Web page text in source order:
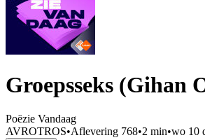
Groepsseks (Gihan
Poëzie Vandaag
AVROTROS•Aflevering 768•2 min•wo 10